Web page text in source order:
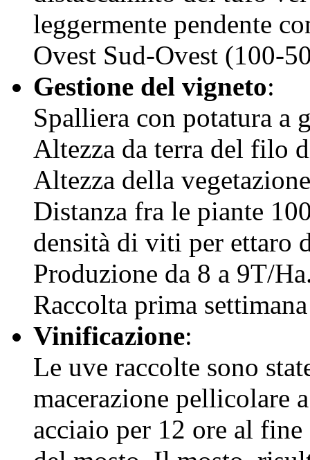
leggermente pendente
Ovest Sud-Ovest (100-
Gestione del vigneto:
Spalliera con potatura a
Altezza da terra del filo
Altezza della
Distanza fra le piante
densità di viti per ettaro
Produzione da 8 a 9T/
Raccolta prima
Vinificazione:
Le uve raccolte sono
macerazione pellicolare
acciaio per 12 ore al